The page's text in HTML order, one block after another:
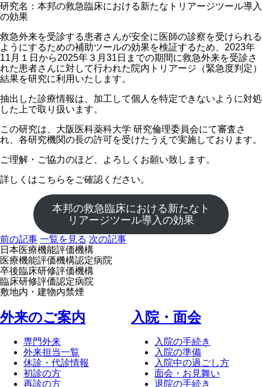
研究名：本邦の救急臨床における新たなトリアージツール導入
の効果
救急外来を受診する患者さんが安全に医師の診察を受けられる
ようにするための補助ツールの効果を検証するため、2023年
11月１日から2025年３月31日までの期間に救急外来を受診さ
れた患者さんに対して行われた院内トリアージ（緊急度判定）
結果を研究に利用いたします。
抽出した診療情報は、加工して個人を特定できないように対処
した上で取り扱います。
この研究は、大阪医科薬科大学 研究倫理委員会にて審査さ
れ、各研究機関の長の許可を受けたうえで実施しております。
ご理解・ご協力のほど、よろしくお願い致します。
詳しくはこちらをご確認ください。
本邦の救急臨床における新たなト
リアージツール導入の効果
前の記事 一覧を見る 次の記事
日本医療機能評価機構
医療機能評価機構認定病院
卒後臨床研修評価機構
臨床研修評価認定病院
敷地内・建物内禁煙
外来のご案内
専門外来
外来担当一覧
休診・代診情報
初診の方
再診の方
⼊院・⾯会
入院の手続き
入院の準備
入院中の過ごし方
面会・お見舞い
退院の手続き